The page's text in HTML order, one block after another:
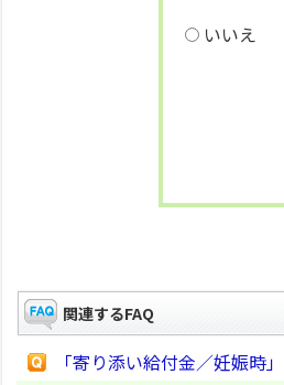
いいえ
関連するFAQ
「寄り添い給付金／妊娠時